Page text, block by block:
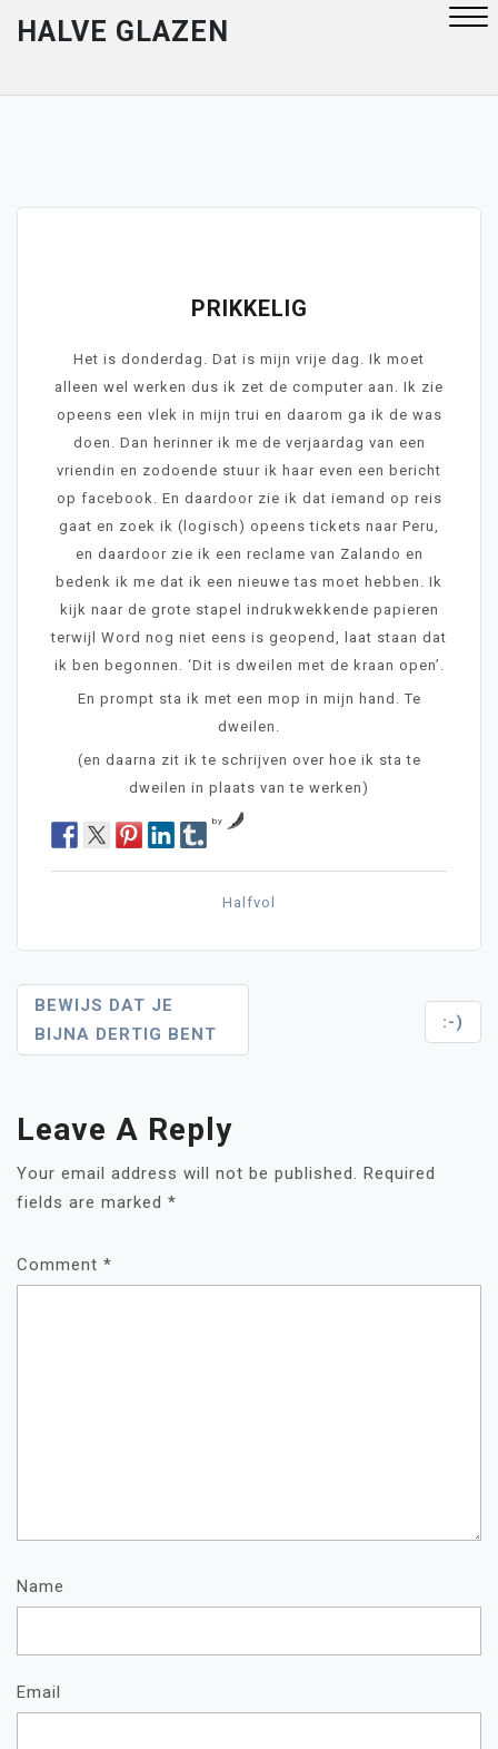
HALVE GLAZEN
PRIKKELIG
Het is donderdag. Dat is mijn vrije dag. Ik moet
alleen wel werken dus ik zet de computer aan. Ik zie
opeens een vlek in mijn trui en daarom ga ik de was
doen. Dan herinner ik me de verjaardag van een
vriendin en zodoende stuur ik haar even een bericht
op facebook. En daardoor zie ik dat iemand op reis
gaat en zoek ik (logisch) opeens tickets naar Peru,
en daardoor zie ik een reclame van Zalando en
bedenk ik me dat ik een nieuwe tas moet hebben. Ik
kijk naar de grote stapel indrukwekkende papieren
terwijl Word nog niet eens is geopend, laat staan dat
ik ben begonnen. ‘Dit is dweilen met de kraan open’.
En prompt sta ik met een mop in mijn hand. Te
dweilen.
(en daarna zit ik te schrijven over hoe ik sta te
dweilen in plaats van te werken)
by
Halfvol
Post
Navigation
BEWIJS DAT JE
BIJNA DERTIG BENT
:-)
Leave A Reply
Your email address will not be published.
Required
fields are marked *
Comment *
Name
Email